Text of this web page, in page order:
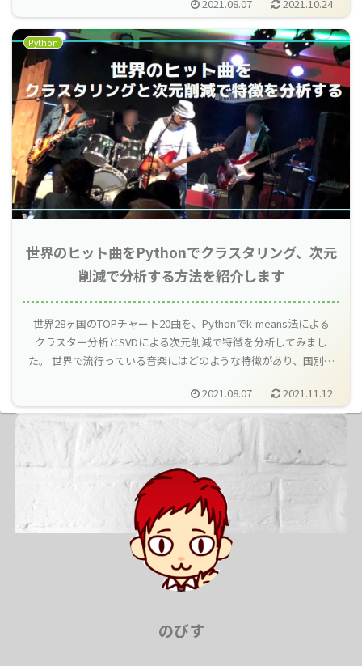
のコツについて記載します。
2021.08.07 2021.10.24
Python
世界のヒット曲をPythonでクラスタリング、次元
削減で分析する方法を紹介します
世界28ヶ国のTOPチャート20曲を、Pythonでk-means法による
クラスター分析とSVDによる次元削減で特徴を分析してみまし
た。 世界で流行っている音楽にはどのような特徴があり、国別の
2021.08.07
2021.11.12
のびす